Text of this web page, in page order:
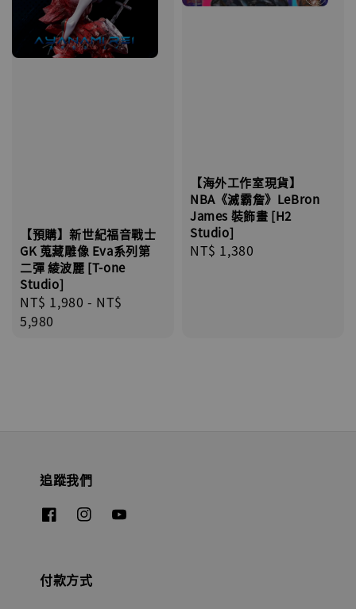
【預購】新世紀福音戰士
GK 蒐藏雕像 Eva系列第
二彈 綾波麗 [T-one
Studio]
Regular
price
NT$ 1,980 - NT$
5,980
【海外工作室現貨】
NBA《滅霸詹》LeBron
James 裝飾畫 [H2
Studio]
Regular
NT$ 1,380
追蹤我們
付款方式